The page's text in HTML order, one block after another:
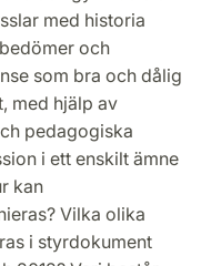
med historia
och
som bra och dålig
med hjälp av
pedagogiska
i ett enskilt ämne
kan
Vilka olika
i styrdokument